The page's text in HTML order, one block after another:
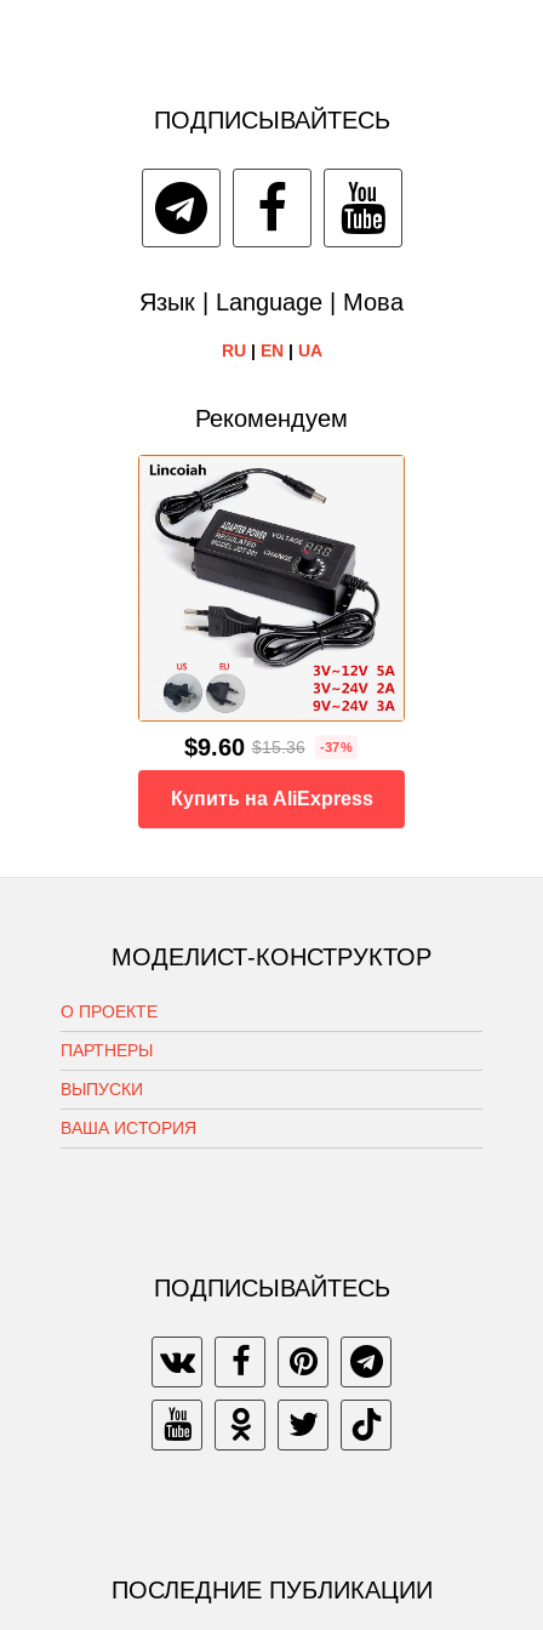
ПОДПИСЫВАЙТЕСЬ
Язык | Language | Мова
RU| EN| UA
Рекомендуем
$9.60 $15.36 -37%
Купить на AliExpress
МОДЕЛИСТ-КОНСТРУКТОР
О ПРОЕКТЕ
ПАРТНЕРЫ
ВЫПУСКИ
ВАША ИСТОРИЯ
ПОДПИСЫВАЙТЕСЬ
ПОСЛЕДНИЕ ПУБЛИКАЦИИ